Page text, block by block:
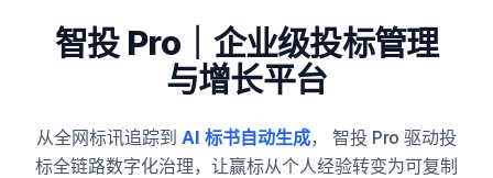
智投 Pro｜企业级投标管理
与增长平台
从全网标讯追踪到 AI 标书自动生成， 智投 Pro 驱动投
标全链路数字化治理， 让赢标从个人经验转变为可复制